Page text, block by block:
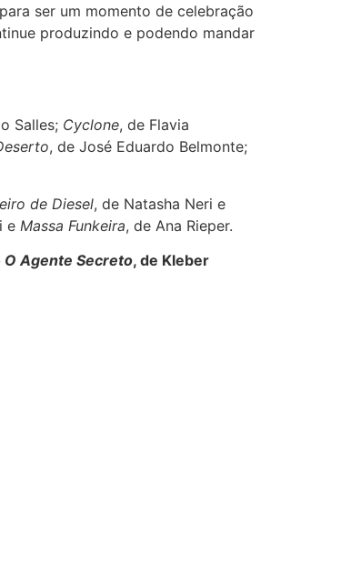
ser um momento de celebração
produzindo e podendo mandar
Salles; Cyclone, de Flavia
, de José Eduardo Belmonte;
de Diesel, de Natasha Neri e
e Massa Funkeira, de Ana Rieper.
O Agente Secreto, de Kleber